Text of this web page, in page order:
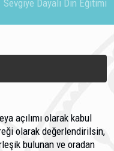
Sevgiye Dayalı Din Eğitimi
açılımı olarak kabul
olarak değerlendirilsin,
bulunan ve oradan